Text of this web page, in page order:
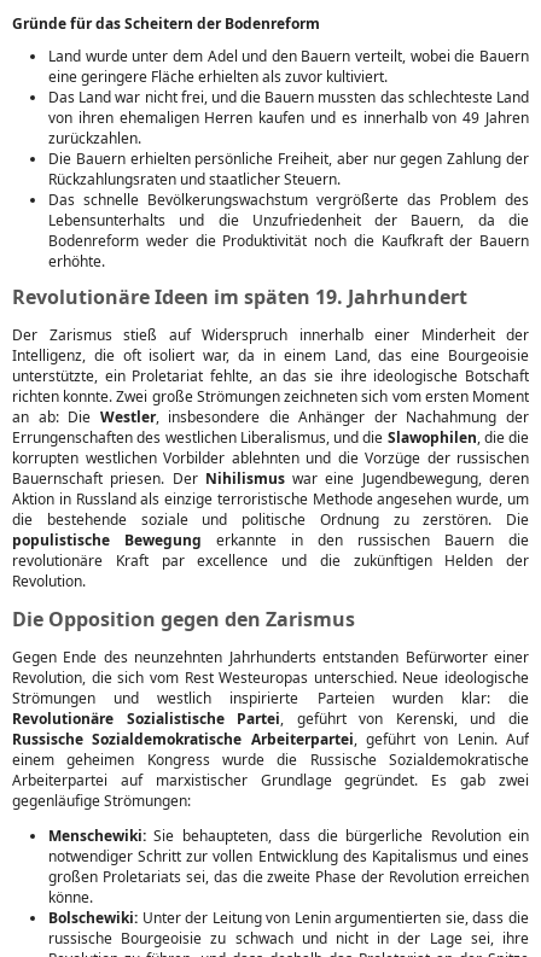
Gründe für das Scheitern der Bodenreform
Land wurde unter dem Adel und den Bauern verteilt, wobei die Bauern
eine geringere Fläche erhielten als zuvor kultiviert.
Das Land war nicht frei, und die Bauern mussten das schlechteste Land
von ihren ehemaligen Herren kaufen und es innerhalb von 49 Jahren
zurückzahlen.
Die Bauern erhielten persönliche Freiheit, aber nur gegen Zahlung der
Rückzahlungsraten und staatlicher Steuern.
Das schnelle Bevölkerungswachstum vergrößerte das Problem des
Lebensunterhalts und die Unzufriedenheit der Bauern, da die
Bodenreform weder die Produktivität noch die Kaufkraft der Bauern
erhöhte.
Revolutionäre Ideen im späten 19. Jahrhundert
Der Zarismus stieß auf Widerspruch innerhalb einer Minderheit der
Intelligenz, die oft isoliert war, da in einem Land, das eine Bourgeoisie
unterstützte, ein Proletariat fehlte, an das sie ihre ideologische Botschaft
richten konnte. Zwei große Strömungen zeichneten sich vom ersten Moment
an ab: Die Westler, insbesondere die Anhänger der Nachahmung der
Errungenschaften des westlichen Liberalismus, und die Slawophilen, die die
korrupten westlichen Vorbilder ablehnten und die Vorzüge der russischen
Bauernschaft priesen. Der Nihilismuswar eine Jugendbewegung, deren
Aktion in Russland als einzige terroristische Methode angesehen wurde, um
die bestehende soziale und politische Ordnung zu zerstören. Die
populistische Bewegung erkannte in den russischen Bauern die
revolutionäre Kraft par excellence und die zukünftigen Helden der
Revolution.
Die Opposition gegen den Zarismus
Gegen Ende des neunzehnten Jahrhunderts entstanden Befürworter einer
Revolution, die sich vom Rest Westeuropas unterschied. Neue ideologische
Strömungen und westlich inspirierte Parteien wurden klar: die
Revolutionäre Sozialistische Partei, geführt von Kerenski, und die
Russische Sozialdemokratische Arbeiterpartei, geführt von Lenin. Auf
einem geheimen Kongress wurde die Russische Sozialdemokratische
Arbeiterpartei auf marxistischer Grundlage gegründet. Es gab zwei
gegenläufige Strömungen:
Menschewiki: Sie behaupteten, dass die bürgerliche Revolution ein
notwendiger Schritt zur vollen Entwicklung des Kapitalismus und eines
großen Proletariats sei, das die zweite Phase der Revolution erreichen
könne.
Bolschewiki: Unter der Leitung von Lenin argumentierten sie, dass die
russische Bourgeoisie zu schwach und nicht in der Lage sei, ihre